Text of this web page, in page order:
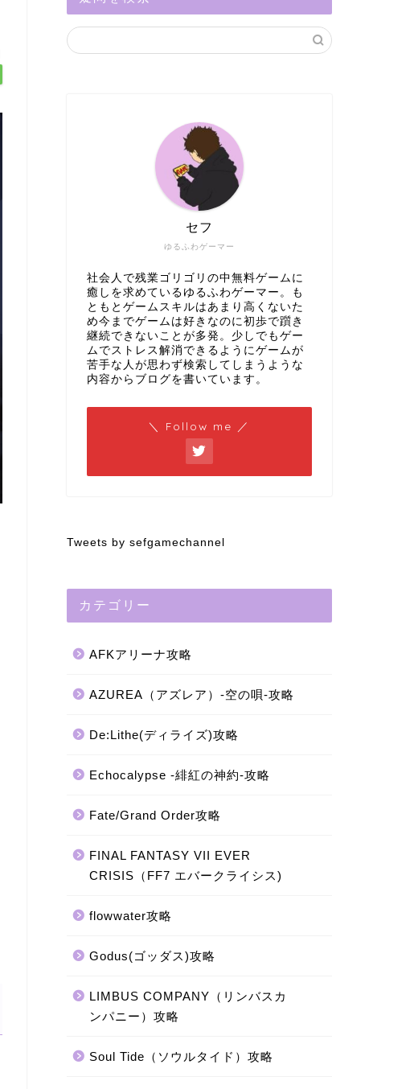
ゆるふわゲーマー
セフ
社会人で残業ゴリゴリの中無料ゲームに
癒しを求めているゆるふわゲーマー。も
ともとゲームスキルはあまり高くないた
め今までゲームは好きなのに初歩で躓き
継続できないことが多発。少しでもゲー
ムでストレス解消できるようにゲームが
苦手な人が思わず検索してしまうような
内容からブログを書いています。
＼ Follow me ／
Tweets by sefgamechannel
カテゴリー
AFKアリーナ攻略
AZUREA（アズレア）-空の唄-攻略
De:Lithe(ディライズ)攻略
Echocalypse -緋紅の神約-攻略
Fate/Grand Order攻略
FINAL FANTASY VII EVER
CRISIS（FF7 エバークライシス)
flowwater攻略
Godus(ゴッダス)攻略
LIMBUS COMPANY（リンバスカ
ンパニー）攻略
Soul Tide（ソウルタイド）攻略